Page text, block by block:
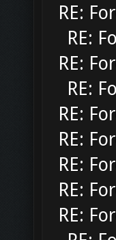
RE:
RE:
RE:
RE:
RE:
RE:
RE:
RE:
RE: